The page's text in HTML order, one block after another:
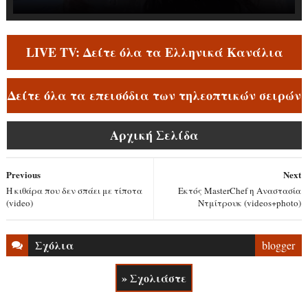
LIVE TV: Δείτε όλα τα Ελληνικά Κανάλια
Δείτε όλα τα επεισόδια των τηλεοπτικών σειρών
Αρχική Σελίδα
Next
Εκτός MasterChef η Αναστασία
Ντμίτρουκ (videos+photo)
Previous
Η κιθάρα που δεν σπάει με τίποτα
(video)
Σχόλια blogger
» Σχολιάστε